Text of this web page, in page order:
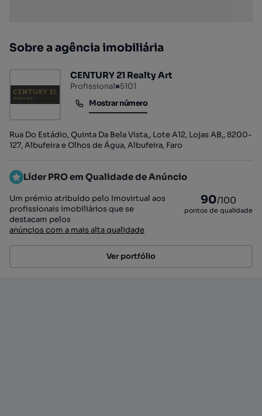
Sobre a agência imobiliária
CENTURY 21 Realty Art
Profissional■5101
Mostrar número
Mostrar número
Rua Do Estádio, Quinta Da Bela Vista,, Lote A12, Lojas AB,, 8200-
127, Albufeira e Olhos de Água, Albufeira, Faro
Líder PRO em Qualidade de Anúncio
Um prémio atribuído pelo Imovirtual aos
profissionais imobiliários que se
destacam pelos
anúncios com a mais alta qualidade
90/100
pontos de qualidade
Ver portfólio